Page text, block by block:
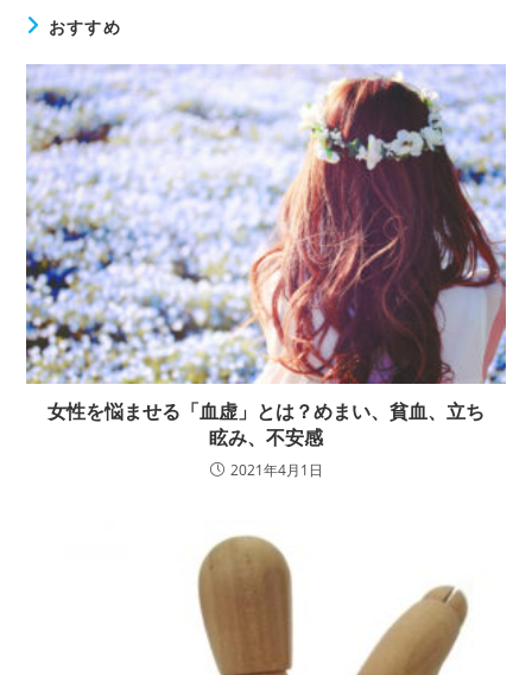
おすすめ
女性を悩ませる「血虚」とは？めまい、貧血、立ち
眩み、不安感
2021年4月1日